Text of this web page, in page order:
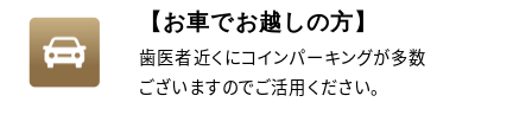
【お車でお越しの方】
歯医者近くにコインパーキングが多数
ございますのでご活用ください。